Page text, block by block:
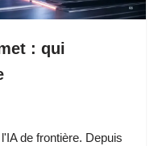
: qui
de frontière. Depuis